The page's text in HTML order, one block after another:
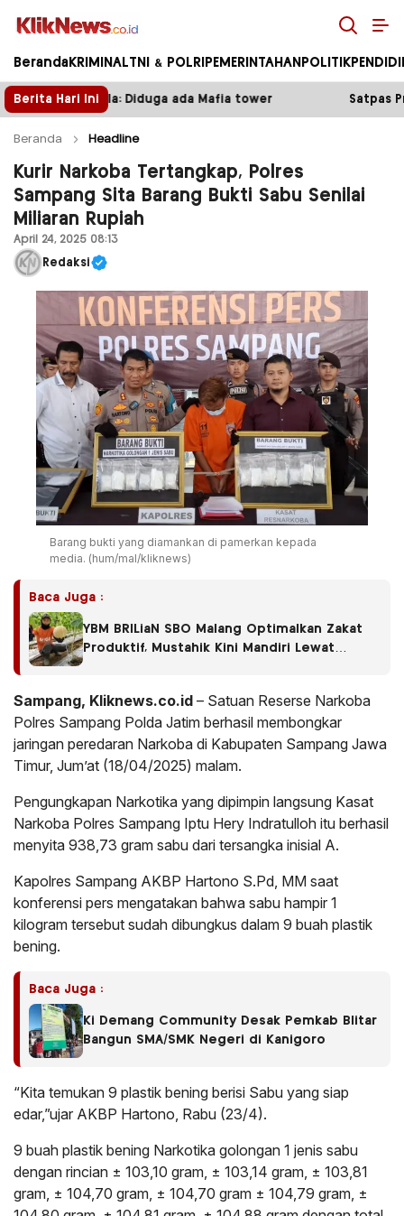
Kliknews.co.id
Beranda KRIMINAL TNI & POLRI PEMERINTAHAN POLITIK
Berita Hari Ini
ada Mafia tower Satpas Prototype Polres Malang
Beranda Headline
Kurir Narkoba Tertangkap, Polres
Sampang Sita Barang Bukti Sabu Senilai
Miliaran Rupiah
April 24, 2025 08:13
Redaksi
Barang bukti yang diamankan di pamerkan kepada
media. (hum/mal/kliknews)
Baca Juga :
YBM BRILiaN SBO Malang Optimalkan Zakat
Produktif, Mustahik Kini Mandiri Lewat
Sampang, Kliknews.co.id – Satuan Reserse Narkoba
Polres Sampang Polda Jatim berhasil membongkar
jaringan peredaran Narkoba di Kabupaten Sampang Jawa
Timur, Jum’at (18/04/2025) malam.
Pengungkapan Narkotika yang dipimpin langsung Kasat
Narkoba Polres Sampang Iptu Hery Indratulloh itu berhasil
menyita 938,73 gram sabu dari tersangka inisial A.
Kapolres Sampang AKBP Hartono S.Pd, MM saat
konferensi pers mengatakan bahwa sabu hampir 1
kilogram tersebut sudah dibungkus dalam 9 buah plastik
bening.
Baca Juga :
Ki Demang Community Desak Pemkab Blitar
Bangun SMA/SMK Negeri di Kanigoro
“Kita temukan 9 plastik bening berisi Sabu yang siap
edar,”ujar AKBP Hartono, Rabu (23/4).
9 buah plastik bening Narkotika golongan 1 jenis sabu
dengan rincian ± 103,10 gram, ± 103,14 gram, ± 103,81
gram, ± 104,70 gram, ± 104,70 gram ± 104,79 gram, ±